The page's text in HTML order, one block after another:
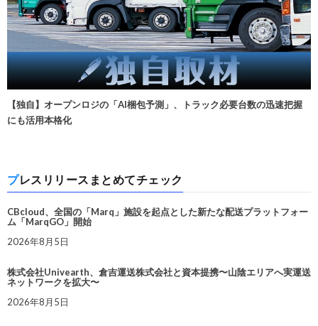
【独自】オープンロジの「AI梱包予測」、トラック必要台数の迅速把握
にも活用本格化
プレスリリースまとめてチェック
CBcloud、全国の「Marq」施設を起点とした新たな配送プラットフォー
ム「MarqGO」開始
2026年8月5日
株式会社Univearth、倉吉運送株式会社と資本提携〜山陰エリアへ実運送
ネットワークを拡大〜
2026年8月5日